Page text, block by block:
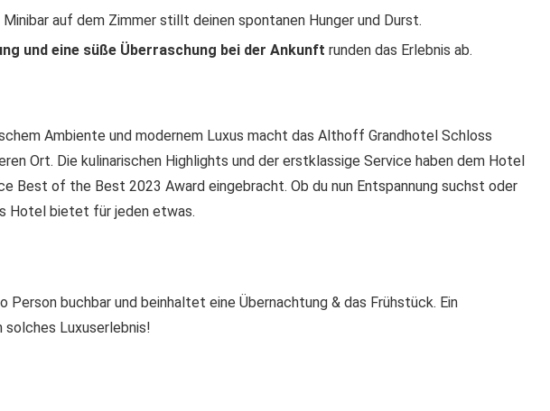
auf dem Zimmer stillt deinen spontanen Hunger und Durst.
und eine süße Überraschung bei der Ankunft runden das Erlebnis ab.
Ambiente und modernem Luxus macht das Althoff Grandhotel Schloss
Ort. Die kulinarischen Highlights und der erstklassige Service haben dem Hotel
Best of the Best 2023 Award eingebracht. Ob du nun Entspannung suchst oder
Hotel bietet für jeden etwas.
Person buchbar und beinhaltet eine Übernachtung & das Frühstück. Ein
solches Luxuserlebnis!